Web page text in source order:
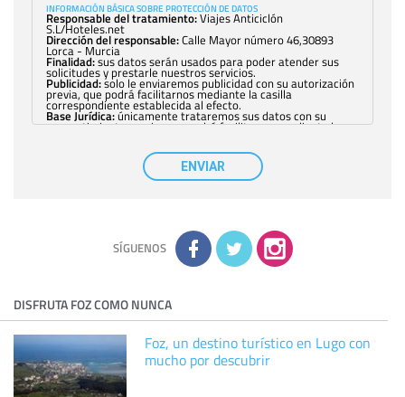
INFORMACIÓN BÁSICA SOBRE PROTECCIÓN DE DATOS
Responsable del tratamiento:Viajes Anticiclón
S.L/Hoteles.net
Dirección del responsable:Calle Mayor número 46,30893
Lorca - Murcia
Finalidad:sus datos serán usados para poder atender sus
solicitudes y prestarle nuestros servicios.
Publicidad:solo le enviaremos publicidad con su autorización
previa, que podrá facilitarnos mediante la casilla
correspondiente establecida al efecto.
Base Jurídica:únicamente trataremos sus datos con su
consentimiento previo, que podrá facilitarnos mediante la
con carácter general, sólo el personal de
nuestra entidad que esté debidamente autorizado podrá
tener conocimiento de la información que le pedimos. No se
comunicarán datos a terceros.
adicional y detallada sobre cómo tratamos sus datos en la
política de privacidad
ENVIAR
SÍGUENOS
DISFRUTA FOZ COMO NUNCA
Foz, un destino turístico en Lugo con
mucho por descubrir